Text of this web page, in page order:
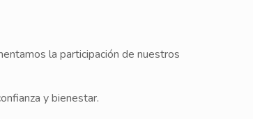
la participación de nuestros
y bienestar.